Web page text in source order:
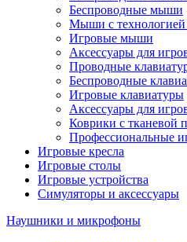
Беспроводные мыши
Мыши с технологией
Игровые мыши
Аксессуары для
Проводные
Беспроводные
Игровые клавиатуры
Аксессуары для
Коврики с тканевой
Профессиональные
Игровые кресла
Игровые столы
Игровые устройства
Симуляторы и аксессуары
Наушники и микрофоны